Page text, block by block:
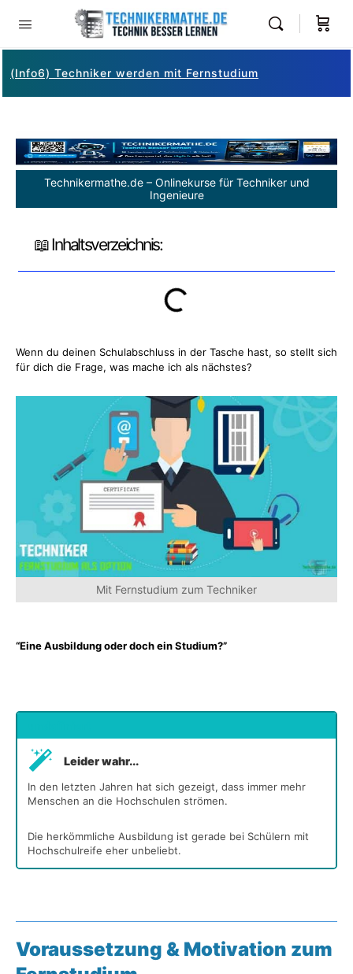
(Info6) Techniker werden mit Fernstudium
Technikermathe.de – Onlinekurse für Techniker und
Ingenieure
📖 Inhaltsverzeichnis:
Wenn du deinen Schulabschluss in der Tasche hast, so stellt sich
für dich die Frage, was mache ich als nächstes?
Mit Fernstudium zum Techniker
“Eine Ausbildung oder doch ein Studium?”
Leider wahr...
In den letzten Jahren hat sich gezeigt, dass immer mehr
Menschen an die Hochschulen strömen.
Die herkömmliche Ausbildung ist gerade bei Schülern mit
Hochschulreife eher unbeliebt.
Voraussetzung & Motivation zum